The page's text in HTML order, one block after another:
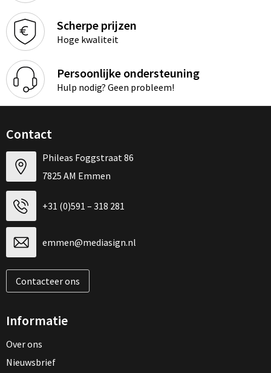
Scherpe prijzen
Hoge kwaliteit
Persoonlijke ondersteuning
Hulp nodig? Geen probleem!
Contact
Phileas Foggstraat 86
7825 AM Emmen
+31 (0)591 – 318 281
emmen@mediasign.nl
Contacteer ons
Informatie
Over ons
Nieuwsbrief